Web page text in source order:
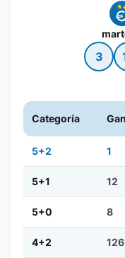
3
Categoría
5+2 1
5+1 12
5+0 8
4+2 126